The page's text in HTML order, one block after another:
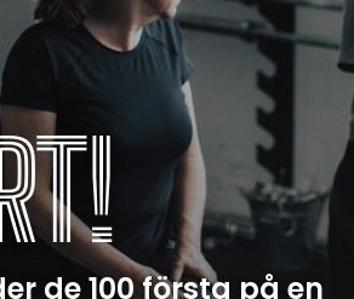
de 100 första på en